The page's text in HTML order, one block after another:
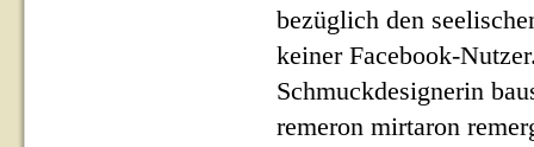
bezüglich den
keiner Facebook-
Schmuckdesignerin
remeron mirtaron